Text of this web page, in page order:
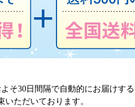
そ30日間隔で自動的にお届けする
ただいております。